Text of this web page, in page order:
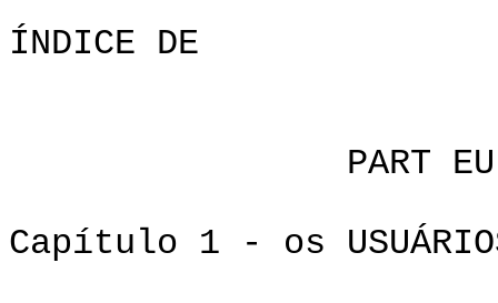
ÍNDICE
PART EU:
Capítulo 1 - os